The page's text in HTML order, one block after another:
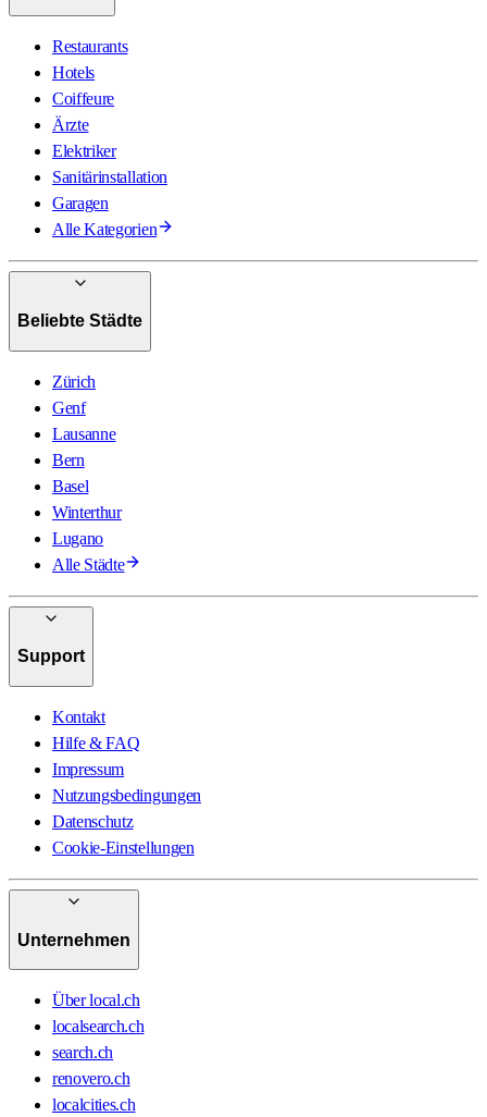
Restaurants
Hotels
Coiffeure
Ärzte
Elektriker
Sanitärinstallation
Garagen
Alle Kategorien
Beliebte Städte
Zürich
Genf
Lausanne
Bern
Basel
Winterthur
Lugano
Alle Städte
Support
Kontakt
Hilfe & FAQ
Impressum
Nutzungsbedingungen
Datenschutz
Cookie-Einstellungen
Unternehmen
Über local.ch
localsearch.ch
search.ch
renovero.ch
localcities.ch